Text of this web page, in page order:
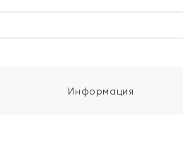
Информация